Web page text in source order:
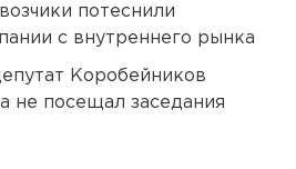
потеснили
с внутреннего рынка
Коробейников
не посещал заседания